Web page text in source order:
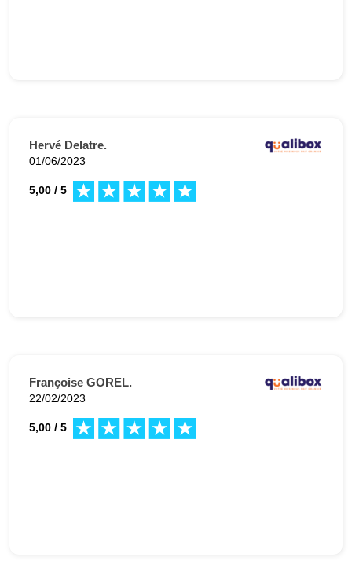
Hervé Delatre.
01/06/2023
5,00 / 5
Françoise GOREL.
22/02/2023
5,00 / 5